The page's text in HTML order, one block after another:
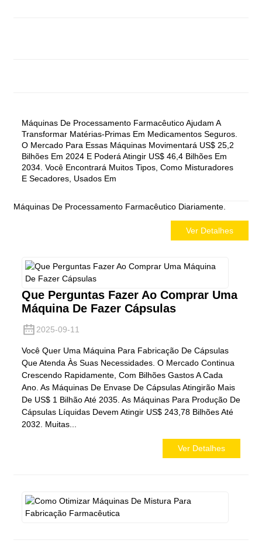
Máquinas De Processamento Farmacêutico Ajudam A
Transformar Matérias-Primas Em Medicamentos Seguros.
O Mercado Para Essas Máquinas Movimentará US$ 25,2
Bilhões Em 2024 E Poderá Atingir US$ 46,4 Bilhões Em
2034. Você Encontrará Muitos Tipos, Como Misturadores
E Secadores, Usados ​​em
Máquinas De Processamento FarmacêuticoDiariamente.
Ver Detalhes
Que Perguntas Fazer Ao Comprar Uma
Máquina De Fazer Cápsulas
2025-09-11
Você Quer Uma Máquina Para Fabricação De Cápsulas
Que Atenda Às Suas Necessidades. O Mercado Continua
Crescendo Rapidamente, Com Bilhões Gastos A Cada
Ano. As Máquinas De Envase De Cápsulas Atingirão Mais
De US$ 1 Bilhão Até 2035. As Máquinas Para Produção De
Cápsulas Líquidas Devem Atingir US$ 243,78 Bilhões Até
2032. Muitas...
Ver Detalhes